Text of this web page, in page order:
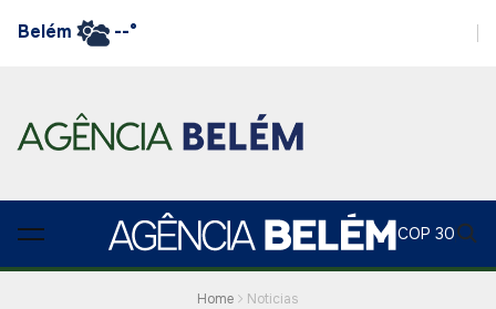
Belém --°
COP 30
Home Noticias